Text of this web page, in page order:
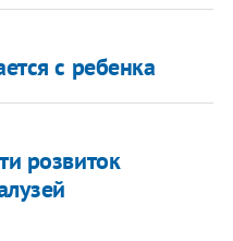
с ребенка
розвиток